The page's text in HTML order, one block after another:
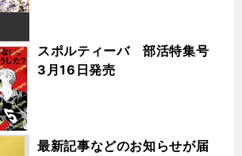
スポルティーバ 部活特集号
3月16日発売
最新記事などのお知らせが届